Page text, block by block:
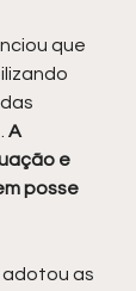
que
A
e
posse
adotou as